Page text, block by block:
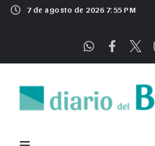
7 de agosto de 2026 7:55 PM